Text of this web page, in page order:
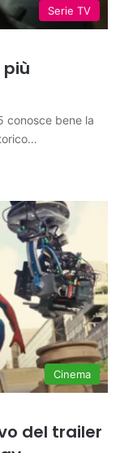
Serie TV
più
conosce bene la
Cinema
del trailer